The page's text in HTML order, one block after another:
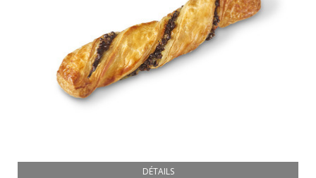
DÉTAILS